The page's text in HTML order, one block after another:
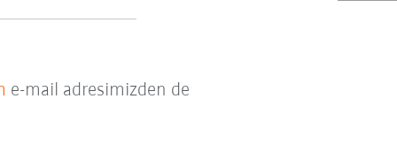
e-mail adresimizden de